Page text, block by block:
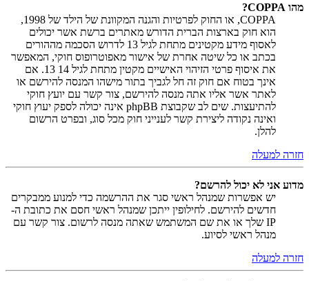
מהו COPPA?
COPPA, או החוק לפרטיות והגנה המקוונת של הילד של 1998,
הוא חוק בארצות הברית הדורש מאתרים ברשת אשר יכולים
לאסוף מידע מקטינים מתחת לגיל 13 לדרוש הסכמה מההורים
בכתב או כל שיטה אחרת של אישור מאפוטרופוס חוקי, המאפשר
את איסוף פרטי הזיהוי האישיים מקטין מתחת לגיל 14 13. אם
אינך בטוח אם חוק זה חל לגביך בתור מישהו המנסה להירשם או
לאתר אשר אליו אתה מנסה להירשם, צור קשר עם יועץ חוקי
להתיעצות. שים לב שקבוצת phpBB אינה יכולה לספק יעוץ חוקי
ואינה נקודה ליצירת קשר לענייני חוק מכל סוג, ובפרט הרשום
להלן.
חזרה למעלה
מדוע אני לא יכול להרשם?
יש אפשרות שמנהל ראשי סגר את ההרשמה כדי למנוע ממבקרים
חדשים להירשם. לחילופין ייתכן שמנהל ראשי חסם את כתובת ה-
IP שלך או את שם המשתמש שאתה מנסה לרשום. צור קשר עם
מנהל ראשי לסיוע.
חזרה למעלה